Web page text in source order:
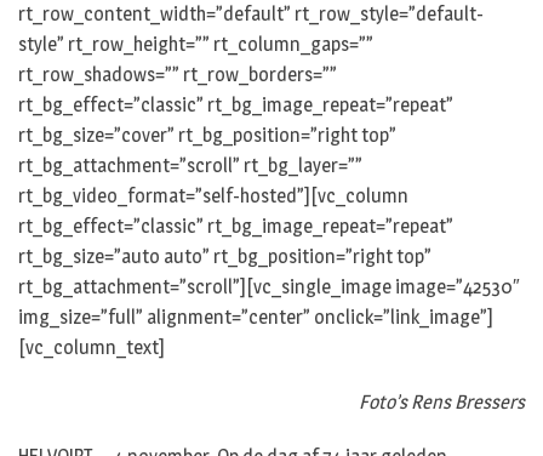
rt_row_content_width=”default” rt_row_style=”default-
style” rt_row_height=”” rt_column_gaps=””
rt_row_shadows=”” rt_row_borders=””
rt_bg_effect=”classic” rt_bg_image_repeat=”repeat”
rt_bg_size=”cover” rt_bg_position=”right top”
rt_bg_attachment=”scroll” rt_bg_layer=””
rt_bg_video_format=”self-hosted”][vc_column
rt_bg_effect=”classic” rt_bg_image_repeat=”repeat”
rt_bg_size=”auto auto” rt_bg_position=”right top”
rt_bg_attachment=”scroll”][vc_single_image image=”42530″
img_size=”full” alignment=”center” onclick=”link_image”]
[vc_column_text]
Foto’s Rens Bressers